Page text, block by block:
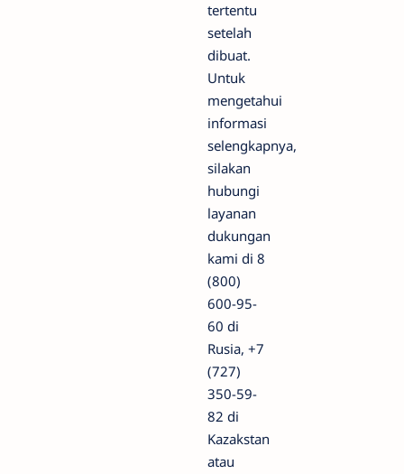
tertentu
setelah
dibuat.
Untuk
mengetahui
informasi
selengkapnya,
silakan
hubungi
layanan
dukungan
kami di 8
(800)
600-95-
60 di
Rusia, +7
(727)
350-59-
82 di
Kazakstan
atau